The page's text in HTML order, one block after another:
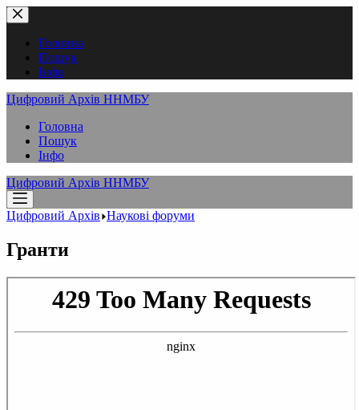
Перейти
до
вмістуГоловна
Пошук
Інфо
Цифровий Архів ННМБУ
Головна
Пошук
Інфо
Цифровий Архів ННМБУ
Цифровий Архів Наукові форуми
Гранти